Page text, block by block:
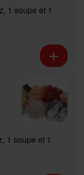
1 soupe et 1
1 soupe et 1